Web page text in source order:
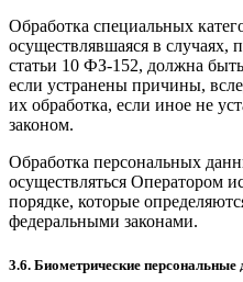
Обработка специальных
осуществлявшаяся в случаях,
статьи 10 ФЗ-152, должна
если устранены причины,
их обработка, если иное не
законом.
Обработка персональных
осуществляться Оператором
порядке, которые
федеральными законами.
3.6. Биометрические персональные